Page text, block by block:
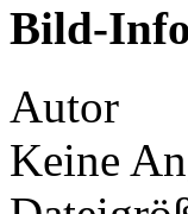
Bild-
Autor
Keine